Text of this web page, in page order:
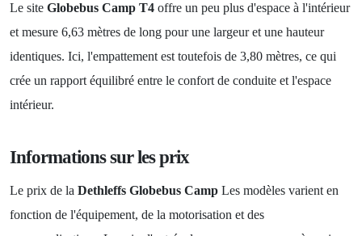
Le site Globebus Camp T4 offre un peu plus d'espace à l'intérieur
et mesure 6,63 mètres de long pour une largeur et une hauteur
identiques. Ici, l'empattement est toutefois de 3,80 mètres, ce qui
crée un rapport équilibré entre le confort de conduite et l'espace
intérieur.
Informations sur les prix
Le prix de la Dethleffs Globebus Camp Les modèles varient en
fonction de l'équipement, de la motorisation et des